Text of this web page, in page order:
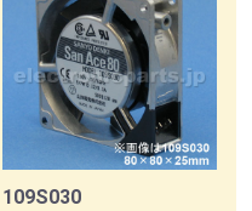
TDK
パナソニック電工
エコー電子（EDK）
サンハヤト
109S030